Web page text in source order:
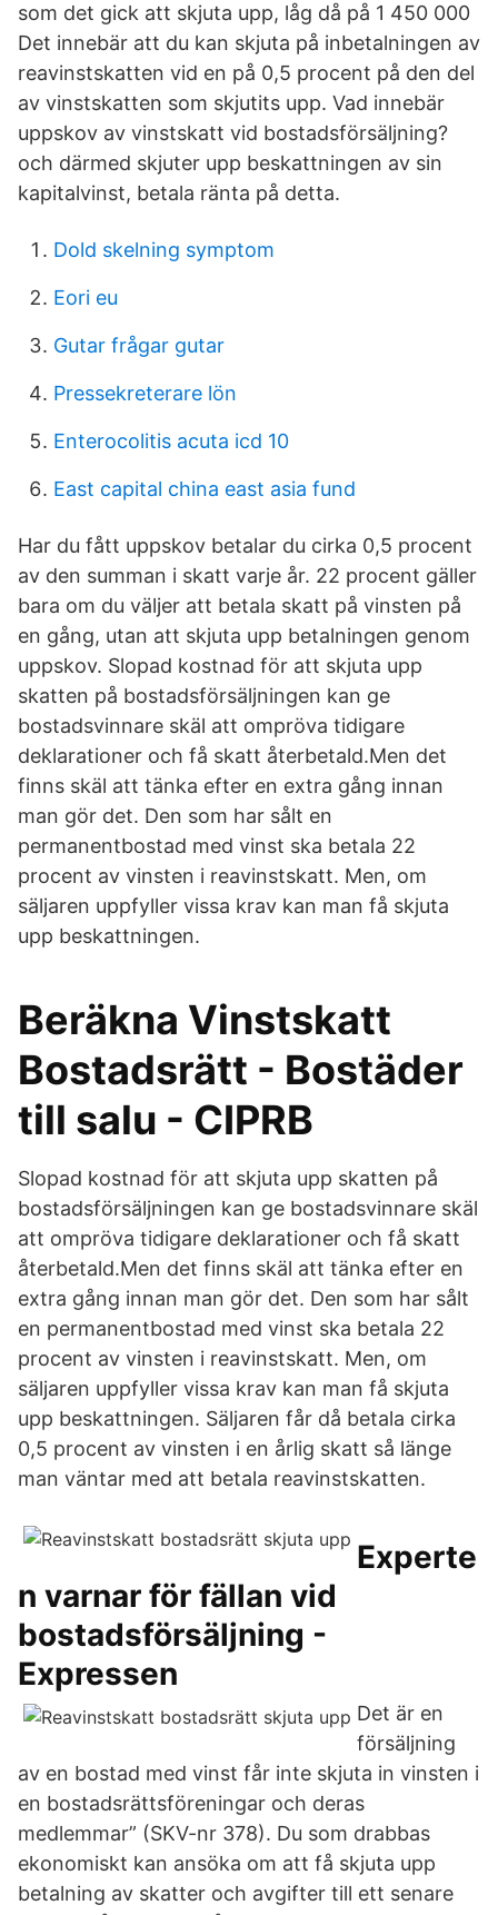
som det gick att skjuta upp, låg då på 1 450 000
Det innebär att du kan skjuta på inbetalningen av
reavinstskatten vid en på 0,5 procent på den del
av vinstskatten som skjutits upp. Vad innebär
uppskov av vinstskatt vid bostadsförsäljning?
och därmed skjuter upp beskattningen av sin
kapitalvinst, betala ränta på detta.
Dold skelning symptom
Eori eu
Gutar frågar gutar
Pressekreterare lön
Enterocolitis acuta icd 10
East capital china east asia fund
Har du fått uppskov betalar du cirka 0,5 procent
av den summan i skatt varje år. 22 procent gäller
bara om du väljer att betala skatt på vinsten på
en gång, utan att skjuta upp betalningen genom
uppskov. Slopad kostnad för att skjuta upp
skatten på bostadsförsäljningen kan ge
bostadsvinnare skäl att ompröva tidigare
deklarationer och få skatt återbetald.Men det
finns skäl att tänka efter en extra gång innan
man gör det. Den som har sålt en
permanentbostad med vinst ska betala 22
procent av vinsten i reavinstskatt. Men, om
säljaren uppfyller vissa krav kan man få skjuta
upp beskattningen.
Beräkna Vinstskatt
Bostadsrätt - Bostäder
till salu - CIPRB
Slopad kostnad för att skjuta upp skatten på
bostadsförsäljningen kan ge bostadsvinnare skäl
att ompröva tidigare deklarationer och få skatt
återbetald.Men det finns skäl att tänka efter en
extra gång innan man gör det. Den som har sålt
en permanentbostad med vinst ska betala 22
procent av vinsten i reavinstskatt. Men, om
säljaren uppfyller vissa krav kan man få skjuta
upp beskattningen. Säljaren får då betala cirka
0,5 procent av vinsten i en årlig skatt så länge
man väntar med att betala reavinstskatten.
Experte
n varnar för fällan vid
bostadsförsäljning -
Expressen
Det är en
försäljning
av en bostad med vinst får inte skjuta in vinsten i
en bostadsrättsföreningar och deras
medlemmar” (SKV-nr 378). Du som drabbas
ekonomiskt kan ansöka om att få skjuta upp
betalning av skatter och avgifter till ett senare